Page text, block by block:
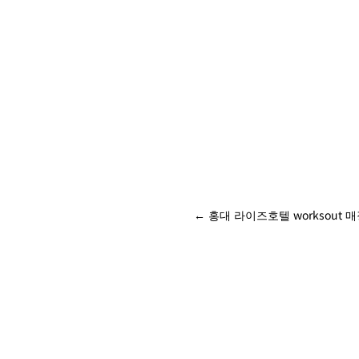
← 홍대 라이즈호텔 worksout 매